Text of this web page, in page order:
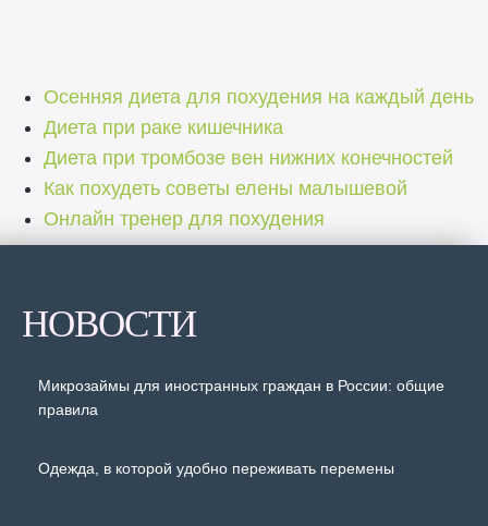
Осенняя диета для похудения на каждый день
Диета при раке кишечника
Диета при тромбозе вен нижних конечностей
Как похудеть советы елены малышевой
Онлайн тренер для похудения
НОВОСТИ
Микрозаймы для иностранных граждан в России: общие
правила
Одежда, в которой удобно переживать перемены